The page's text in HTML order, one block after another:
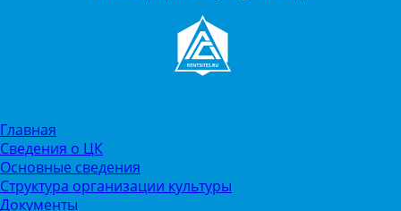
Главная
Сведения о ЦК
Основные сведения
Структура организации культуры
Документы